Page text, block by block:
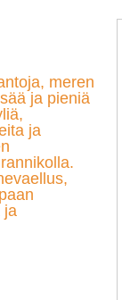
meren
ja pieniä
ja
ja